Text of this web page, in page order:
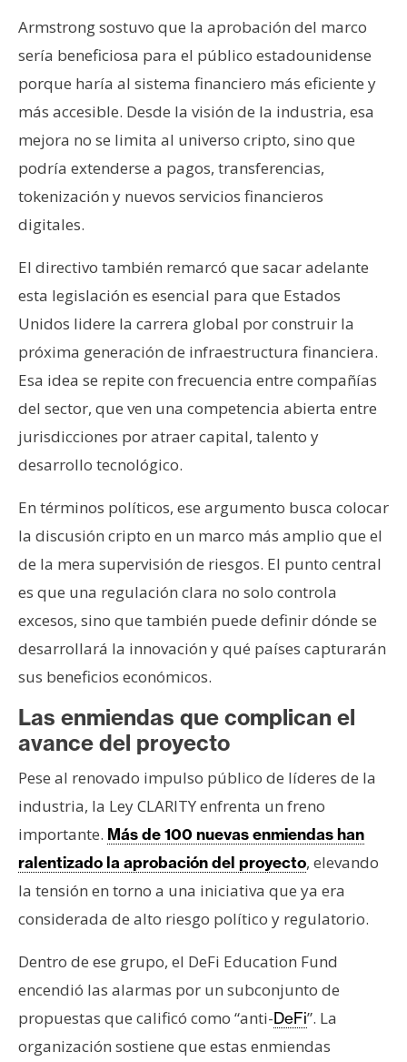
Armstrong sostuvo que la aprobación del marco
sería beneficiosa para el público estadounidense
porque haría al sistema financiero más eficiente y
más accesible. Desde la visión de la industria, esa
mejora no se limita al universo cripto, sino que
podría extenderse a pagos, transferencias,
tokenización y nuevos servicios financieros
digitales.
El directivo también remarcó que sacar adelante
esta legislación es esencial para que Estados
Unidos lidere la carrera global por construir la
próxima generación de infraestructura financiera.
Esa idea se repite con frecuencia entre compañías
del sector, que ven una competencia abierta entre
jurisdicciones por atraer capital, talento y
desarrollo tecnológico.
En términos políticos, ese argumento busca colocar
la discusión cripto en un marco más amplio que el
de la mera supervisión de riesgos. El punto central
es que una regulación clara no solo controla
excesos, sino que también puede definir dónde se
desarrollará la innovación y qué países capturarán
sus beneficios económicos.
Las enmiendas que complican el
avance del proyecto
Pese al renovado impulso público de líderes de la
industria, la Ley CLARITY enfrenta un freno
importante. Más de 100 nuevas enmiendas han
ralentizado la aprobación del proyecto, elevando
la tensión en torno a una iniciativa que ya era
considerada de alto riesgo político y regulatorio.
Dentro de ese grupo, el DeFi Education Fund
encendió las alarmas por un subconjunto de
propuestas que calificó como “anti-DeFi”. La
organización sostiene que estas enmiendas